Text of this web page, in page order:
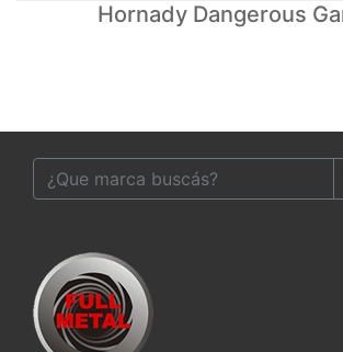
Hornady Dangerous